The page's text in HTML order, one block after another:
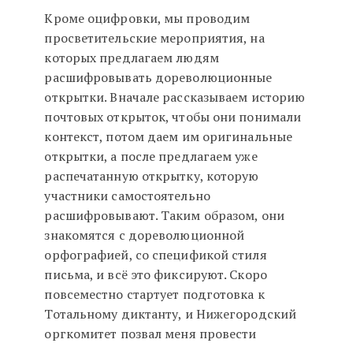
Кроме оцифровки, мы проводим
просветительские мероприятия, на
которых предлагаем людям
расшифровывать дореволюционные
открытки. Вначале рассказываем историю
почтовых открыток, чтобы они понимали
контекст, потом даем им оригинальные
открытки, а после предлагаем уже
распечатанную открытку, которую
участники самостоятельно
расшифровывают. Таким образом, они
знакомятся с дореволюционной
орфографией, со спецификой стиля
письма, и всё это фиксируют. Скоро
повсеместно стартует подготовка к
Тотальному диктанту, и Нижегородский
оргкомитет позвал меня провести